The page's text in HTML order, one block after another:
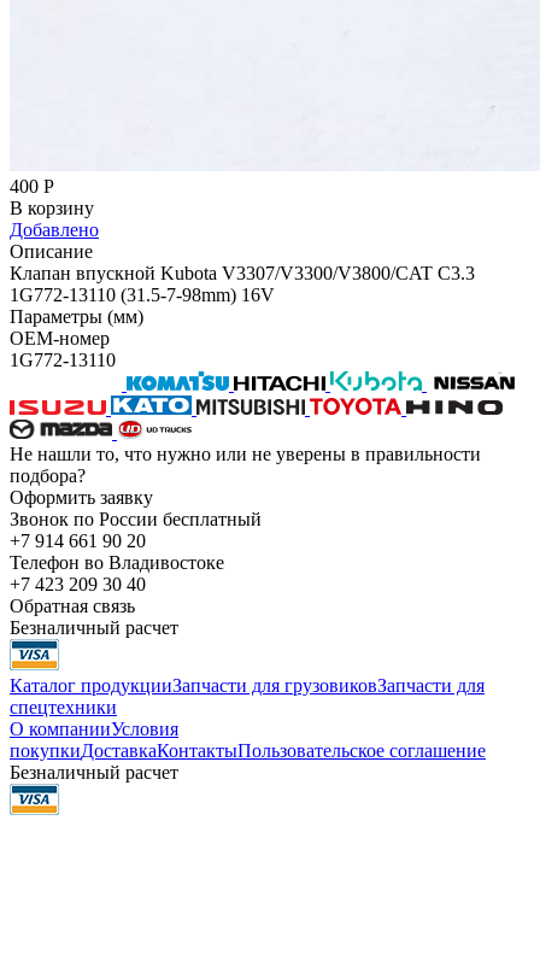
400 Р
В корзину
Добавлено
Описание
Клапан впускной Kubota V3307/V3300/V3800/CAT C3.3
1G772-13110 (31.5-7-98mm) 16V
Параметры (мм)
OEM-номер
1G772-13110
Не нашли то, что нужно или не уверены в правильности
подбора?
Оформить заявку
Звонок по России бесплатный
+7 914 661 90 20
Телефон во Владивостоке
+7 423 209 30 40
Обратная связь
Безналичный расчет
Каталог продукцииЗапчасти для грузовиковЗапчасти для
спецтехники
О компанииУсловия
покупкиДоставкаКонтактыПользовательское соглашение
Безналичный расчет